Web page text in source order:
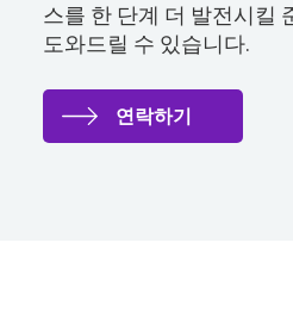
스를 한 단계 더 발전시킬
도와드릴 수 있습니다.
연락하기